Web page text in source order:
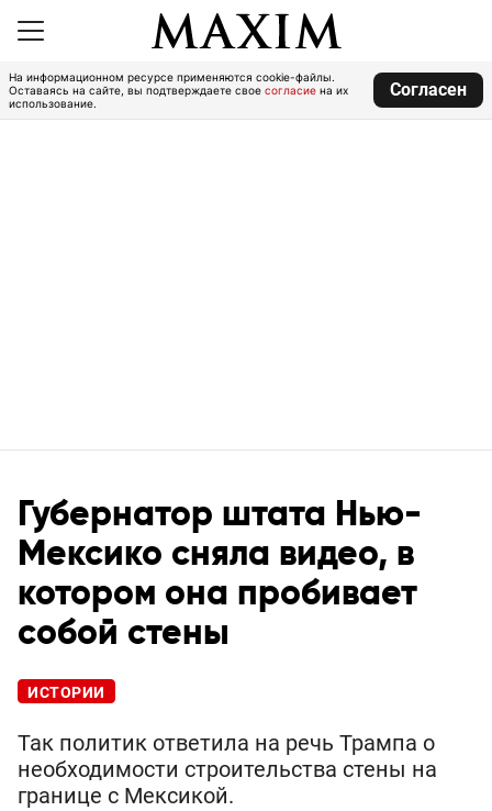
На информационном ресурсе применяются cookie-файлы.
Оставаясь на сайте, вы подтверждаете свое согласие на их
использование.
Согласен
Губернатор штата Нью-
Мексико сняла видео, в
котором она пробивает
собой стены
ИСТОРИИ
Так политик ответила на речь Трампа о
необходимости строительства стены на
границе с Мексикой.